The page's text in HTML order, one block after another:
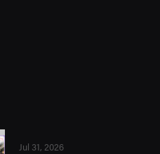
Jul 31, 2026